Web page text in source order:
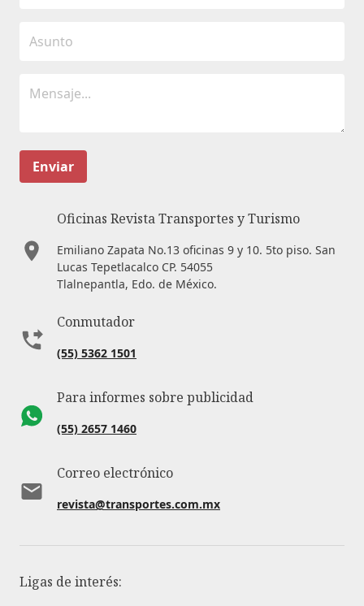
Enviar
Oficinas Revista Transportes y Turismo
Emiliano Zapata No.13 oficinas 9 y 10. 5to piso. San
Lucas Tepetlacalco CP. 54055
Tlalnepantla, Edo. de México.
Conmutador
(55) 5362 1501
Para informes sobre publicidad
(55) 2657 1460
Correo electrónico
revista@transportes.com.mx
Ligas de interés: